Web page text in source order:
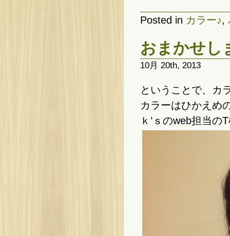
Posted in カラー♪,
おまかせし
10月 20th, 2013
ということで、カ
カラーはひかえめ
ｋ’ｓのweb担当